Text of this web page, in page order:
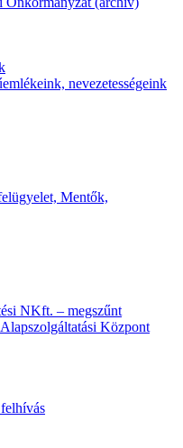
nevezetességeink
Mentők,
NKft. – megszűnt
Központ